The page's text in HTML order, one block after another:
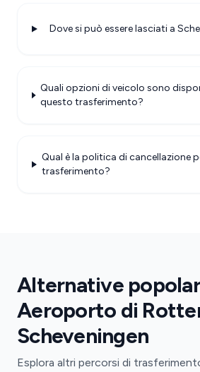
Dove si può essere lasciati a
Quali opzioni di veicolo sono
questo trasferimento?
Qual è la politica di cancellazione
trasferimento?
Alternative
Aeroporto di
Scheveningen
Esplora altri percorsi di